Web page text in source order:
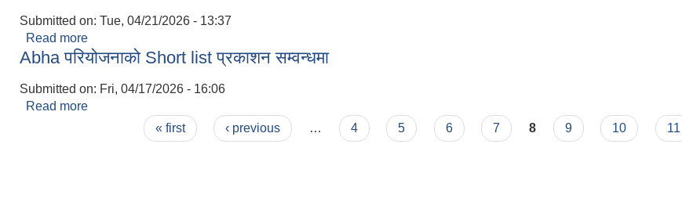
Submitted on: Tue, 04/21/2026 - 13:37
Read more
Abha परियोजनाको Short list प्रकाशन सम्वन्धमा
Submitted on: Fri, 04/17/2026 - 16:06
Read more
« first ‹ previous … 4 5 6 7 8 9 10 11